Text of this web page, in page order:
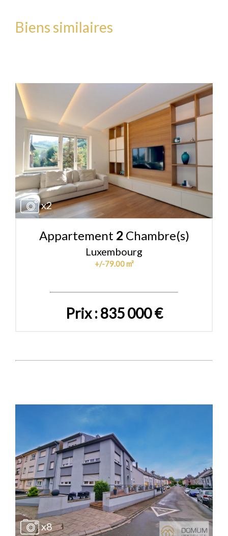
Biens similaires
x2
Appartement 2Chambre(s)
Luxembourg
+/-79.00 m²
Prix : 835 000 €
x8